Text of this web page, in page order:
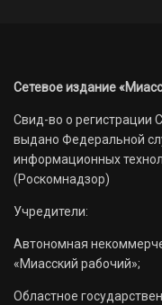
Сетевое издание
Свид-во о регистрации
выдано Федеральной
информационных
(Роскомнадзор)
Учредители:
Автономная
«Миасский рабочий»;
Областное